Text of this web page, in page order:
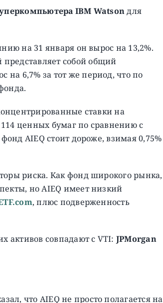
IBM Watsonдля
на 31 января он вырос на 13,2%.
представляет собой общий
6,7% за тот же период, что по
ставки на
ценных бумаг по сравнению с
AIEQ стоит дороже, взимая 0,75%
риска. Как фонд широкого рынка,
но AIEQ имеет низкий
, плюс подверженность
активов совпадают с VTI: JPMorgan
что AIEQ не просто полагается на